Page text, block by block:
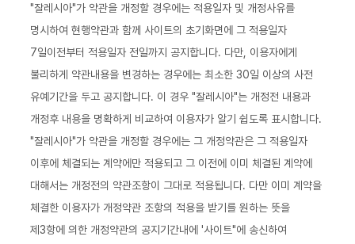
"잘레시아"가 약관을 개정할 경우에는 적용일자 및 개정사유를
명시하여 현행약관과 함께 사이트의 초기화면에 그 적용일자
7일이전부터 적용일자 전일까지 공지합니다. 다만, 이용자에게
불리하게 약관내용을 변경하는 경우에는 최소한 30일 이상의 사전
유예기간을 두고 공지합니다. 이 경우 "잘레시아"는 개정전 내용과
개정후 내용을 명확하게 비교하여 이용자가 알기 쉽도록 표시합니다.
"잘레시아"가 약관을 개정할 경우에는 그 개정약관은 그 적용일자
이후에 체결되는 계약에만 적용되고 그 이전에 이미 체결된 계약에
대해서는 개정전의 약관조항이 그대로 적용됩니다. 다만 이미 계약을
체결한 이용자가 개정약관 조항의 적용을 받기를 원하는 뜻을
제3항에 의한 개정약관의 공지기간내에 '사이트"에 송신하여